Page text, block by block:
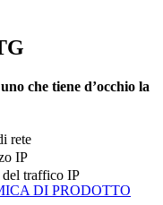
che tiene d’occhio la
rete
IP
traffico IP
DI PRODOTTO